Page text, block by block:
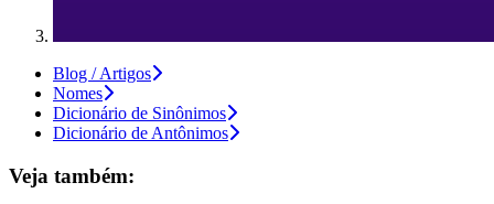
Blog / Artigos
Nomes
Dicionário de Sinônimos
Dicionário de Antônimos
Veja também: